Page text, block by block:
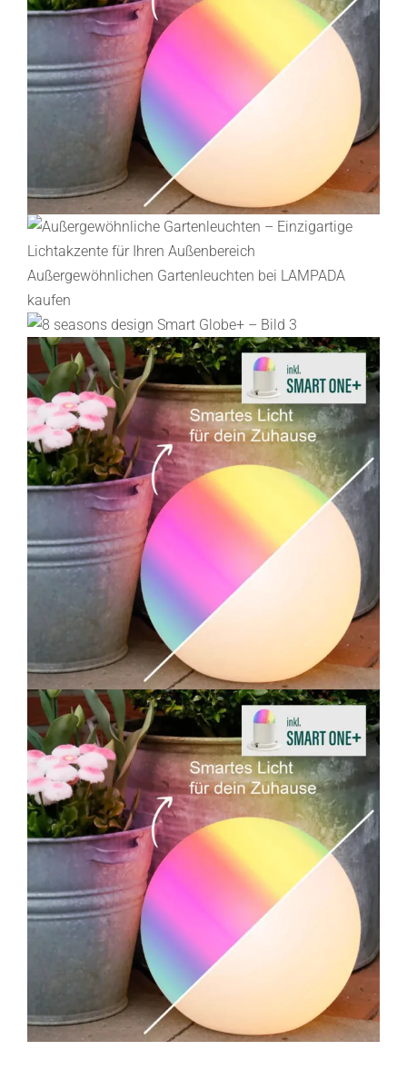
Lichtplanung
Referenzen
Marken
Sale